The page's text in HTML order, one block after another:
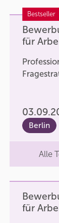
Bestseller
für
Berlin
Alle
für